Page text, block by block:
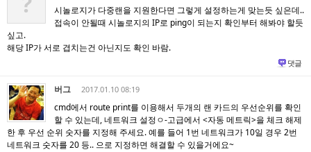
시놀로지가 다중랜을 지원한다면 그렇게 설정하는게 맞는듯 싶은데..
접속이 안될때 시놀로지의 IP로 ping이 되는지 확인부터 해봐야 할듯
싶고.
해당 IP가 서로 겹치는건 아닌지도 확인 바람.
댓글
버그 2017.01.10 08:19
cmd에서 route print를 이용해서 두개의 랜 카드의 우선순위를 확인
할 수 있는데, 네트워크 설정ㅇ-고급에서 <자동 메트릭>을 체크 해제
한 후 우선 순위 숫자를 지정해 주세요. 예를 들어 1번 네트워크가 10일 경우 2번
네트워크 숫자를 20 등.. 으로 지정하면 해결할 수 있을거에요~